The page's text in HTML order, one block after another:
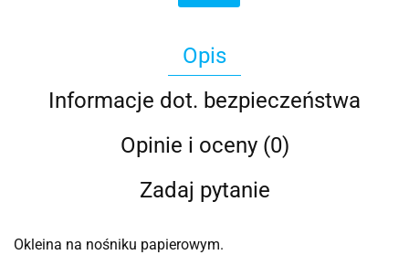
Opis
Informacje dot. bezpieczeństwa
Opinie i oceny (0)
Zadaj pytanie
Okleina na nośniku papierowym.